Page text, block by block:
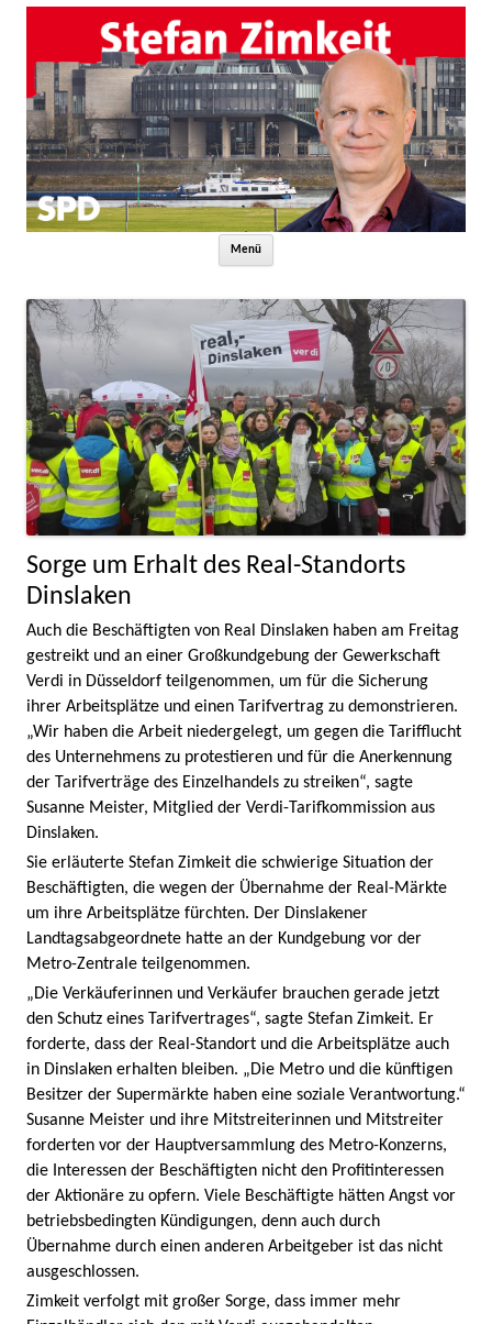
Menü
Sorge um Erhalt des Real-Standorts
Dinslaken
Auch die Beschäftigten von Real Dinslaken haben am Freitag
gestreikt und an einer Großkundgebung der Gewerkschaft
Verdi in Düsseldorf teilgenommen, um für die Sicherung
ihrer Arbeitsplätze und einen Tarifvertrag zu demonstrieren.
„Wir haben die Arbeit niedergelegt, um gegen die Tarifflucht
des Unternehmens zu protestieren und für die Anerkennung
der Tarifverträge des Einzelhandels zu streiken“, sagte
Susanne Meister, Mitglied der Verdi-Tarifkommission aus
Dinslaken.
Sie erläuterte Stefan Zimkeit die schwierige Situation der
Beschäftigten, die wegen der Übernahme der Real-Märkte
um ihre Arbeitsplätze fürchten. Der Dinslakener
Landtagsabgeordnete hatte an der Kundgebung vor der
Metro-Zentrale teilgenommen.
„Die Verkäuferinnen und Verkäufer brauchen gerade jetzt
den Schutz eines Tarifvertrages“, sagte Stefan Zimkeit. Er
forderte, dass der Real-Standort und die Arbeitsplätze auch
in Dinslaken erhalten bleiben. „Die Metro und die künftigen
Besitzer der Supermärkte haben eine soziale Verantwortung.“
Susanne Meister und ihre Mitstreiterinnen und Mitstreiter
forderten vor der Hauptversammlung des Metro-Konzerns,
die Interessen der Beschäftigten nicht den Profitinteressen
der Aktionäre zu opfern. Viele Beschäftigte hätten Angst vor
betriebsbedingten Kündigungen, denn auch durch
Übernahme durch einen anderen Arbeitgeber ist das nicht
ausgeschlossen.
Zimkeit verfolgt mit großer Sorge, dass immer mehr